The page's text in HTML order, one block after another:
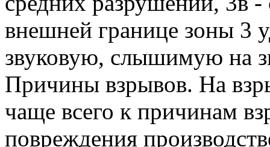
внешней границе зоны 3
звуковую, слышимую на
Причины взрывов. На
чаще всего к причинам
повреждения